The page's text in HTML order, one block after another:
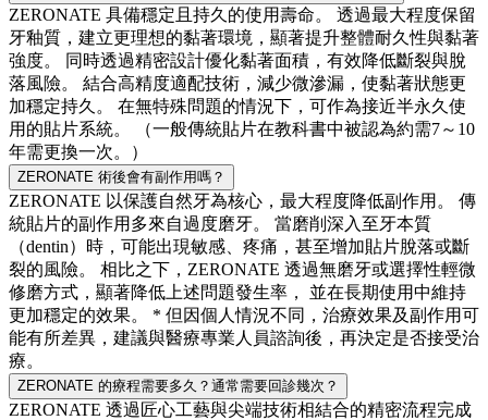
ZERONATE 具備穩定且持久的使用壽命。 透過最大程度保留
牙釉質，建立更理想的黏著環境，顯著提升整體耐久性與黏著
強度。 同時透過精密設計優化黏著面積，有效降低斷裂與脫
落風險。 結合高精度適配技術，減少微滲漏，使黏著狀態更
加穩定持久。 在無特殊問題的情況下，可作為接近半永久使
用的貼片系統。 （一般傳統貼片在教科書中被認為約需7～10
年需更換一次。）
ZERONATE 術後會有副作用嗎？
ZERONATE 以保護自然牙為核心，最大程度降低副作用。 傳
統貼片的副作用多來自過度磨牙。 當磨削深入至牙本質
（dentin）時，可能出現敏感、疼痛，甚至增加貼片脫落或斷
裂的風險。 相比之下，ZERONATE 透過無磨牙或選擇性輕微
修磨方式，顯著降低上述問題發生率， 並在長期使用中維持
更加穩定的效果。 * 但因個人情況不同，治療效果及副作用可
能有所差異，建議與醫療專業人員諮詢後，再決定是否接受治
療。
ZERONATE 的療程需要多久？通常需要回診幾次？
ZERONATE 透過匠心工藝與尖端技術相結合的精密流程完成